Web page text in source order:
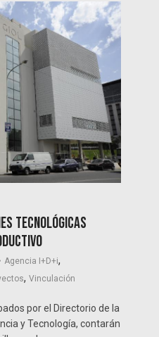
tecnológicas
Agencia I+D+i,
,Vinculación
por el Directorio de la
y Tecnología, contarán